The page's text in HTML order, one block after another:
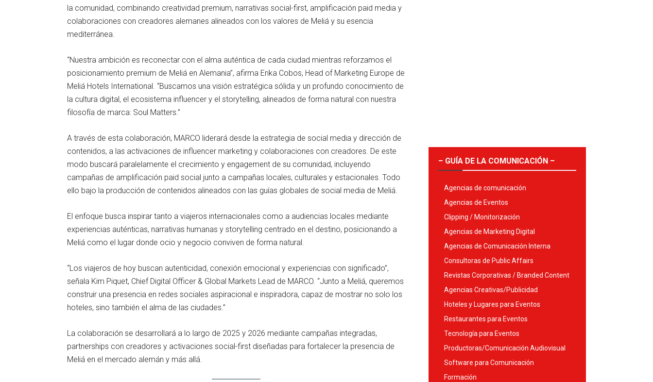
la comunidad, combinando creatividad premium, narrativas social-first, amplificación paid media y
colaboraciones con creadores alemanes alineados con los valores de Meliá y su esencia
mediterránea.
“Nuestra ambición es reconectar con el alma auténtica de cada ciudad mientras reforzamos el
posicionamiento premium de Meliá en Alemania”, afirma Erika Cobos, Head of Marketing Europe de
Meliá Hotels International. “Buscamos una visión estratégica sólida y un profundo conocimiento de
la cultura digital, el ecosistema influencer y el storytelling, alineados de forma natural con nuestra
filosofía de marca: Soul Matters.”
A través de esta colaboración, MARCO liderará desde la estrategia de social media y dirección de
contenidos, a las activaciones de influencer marketing y colaboraciones con creadores. De este
modo buscará paralelamente el crecimiento y engagement de su comunidad, incluyendo
campañas de amplificación paid social junto a campañas locales, culturales y estacionales. Todo
ello bajo la producción de contenidos alineados con las guías globales de social media de Meliá.
El enfoque busca inspirar tanto a viajeros internacionales como a audiencias locales mediante
experiencias auténticas, narrativas humanas y storytelling centrado en el destino, posicionando a
Meliá como el lugar donde ocio y negocio conviven de forma natural.
“Los viajeros de hoy buscan autenticidad, conexión emocional y experiencias con significado”,
señala Kim Piquet, Chief Digital Officer & Global Markets Lead de MARCO. “Junto a Meliá, queremos
construir una presencia en redes sociales aspiracional e inspiradora, capaz de mostrar no solo los
hoteles, sino también el alma de las ciudades.”
La colaboración se desarrollará a lo largo de 2025 y 2026 mediante campañas integradas,
partnerships con creadores y activaciones social-first diseñadas para fortalecer la presencia de
Meliá en el mercado alemán y más allá.
– GUÍA DE LA COMUNICACIÓN –
Agencias de comunicación
Agencias de Eventos
Clipping / Monitorización
Agencias de Marketing Digital
Agencias de Comunicación Interna
Consultoras de Public Affairs
Revistas Corporativas / Branded Content
Agencias Creativas/Publicidad
Hoteles y Lugares para Eventos
Restaurantes para Eventos
Tecnología para Eventos
Productoras/Comunicación Audiovisual
Software para Comunicación
Formación